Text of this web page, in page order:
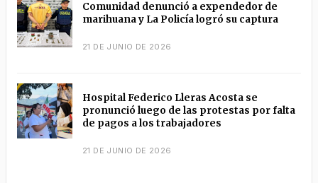
Comunidad denunció a expendedor de
marihuana y La Policía logró su captura
21 DE JUNIO DE 2026
Hospital Federico Lleras Acosta se
pronunció luego de las protestas por falta
de pagos a los trabajadores
21 DE JUNIO DE 2026